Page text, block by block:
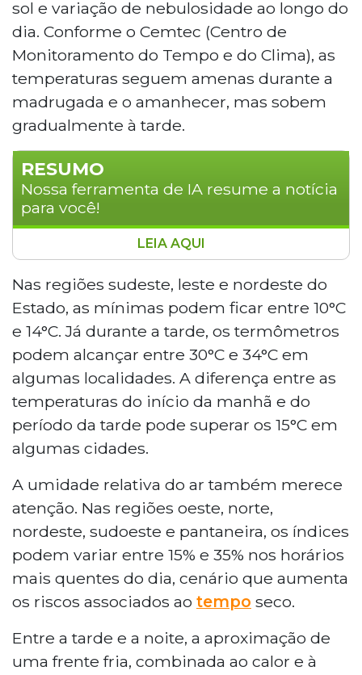
sol e variação de nebulosidade ao longo do
dia. Conforme o Cemtec (Centro de
Monitoramento do Tempo e do Clima), as
temperaturas seguem amenas durante a
madrugada e o amanhecer, mas sobem
gradualmente à tarde.
RESUMO
Nossa ferramenta de IA resume a notícia
para você!
Mato Grosso do Sul terá domingo de sol
com variação de nebulosidade e
temperaturas que podem chegar a 34°C
à tarde, enquanto as mínimas ficam
entre 10°C e 14°C nas regiões sudeste,
leste e nordeste. O Inmet emitiu alerta de
baixa umidade, entre 20% e 30%, válido
das 12h às 19h para diversas cidades. À
tarde e à noite, uma frente fria pode
provocar chuvas isoladas no oeste e
sudoeste do estado.
LEIA AQUI
Nas regiões sudeste, leste e nordeste do
Estado, as mínimas podem ficar entre 10°C
e 14°C. Já durante a tarde, os termômetros
podem alcançar entre 30°C e 34°C em
algumas localidades. A diferença entre as
temperaturas do início da manhã e do
período da tarde pode superar os 15°C em
algumas cidades.
A umidade relativa do ar também merece
atenção. Nas regiões oeste, norte,
nordeste, sudoeste e pantaneira, os índices
podem variar entre 15% e 35% nos horários
mais quentes do dia, cenário que aumenta
os riscos associados ao tempo seco.
Entre a tarde e a noite, a aproximação de
uma frente fria, combinada ao calor e à